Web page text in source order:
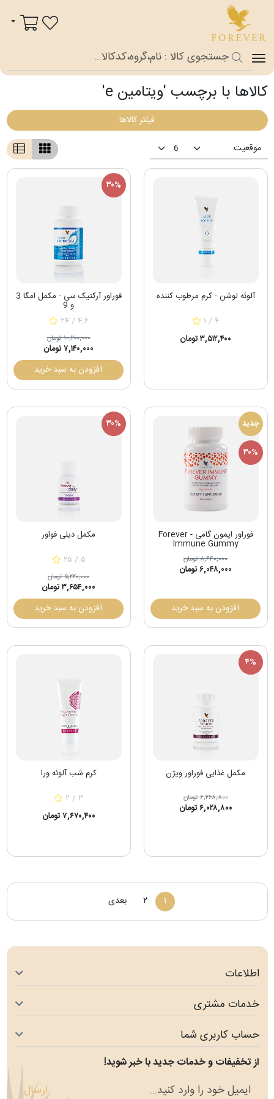
سبد خرید
کالاها با برچسب 'ویتامین e'
فیلتر کالاها
آلوئه لوشن - کرم مرطوب کننده
۱ / ۴
۳,۵۱۲,۴۰۰ تومان
۳۰%
افزودن به سبد خرید
فوراور آرکتیک سی - مکمل امگا 3
و 9
۲۴ / ۴.۶
۱۰,۲۰۰,۰۰۰ تومان
۷,۱۴۰,۰۰۰ تومان
جدید
۳۰%
افزودن به سبد خرید
فوراور ایمون گامی - Forever
Immune Gummy
۸,۶۴۰,۰۰۰ تومان
۶,۰۴۸,۰۰۰ تومان
۳۰%
افزودن به سبد خرید
مکمل دیلی فواور
۲۵ / ۵
۵,۲۲۰,۰۰۰ تومان
۳,۶۵۴,۰۰۰ تومان
۴%
مکمل غذایی فوراور ویژن
۶,۲۶۸,۸۰۰ تومان
۶,۰۲۸,۸۰۰ تومان
کرم شب آلوئه ورا
۲ / ۳
۷,۶۷۰,۴۰۰ تومان
۱ ۲ بعدی
اطلاعات
خدمات مشتری
حساب کاربری شما
از تخفیفات و خدمات جدید با خبر شوید!
ارسال